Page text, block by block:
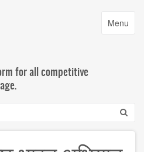
Toggle
Menu
for all competitive